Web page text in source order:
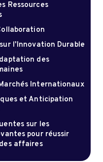
Ressources
l'Innovation Durable
des
Internationaux
et Anticipation
sur les
pour réussir
affaires